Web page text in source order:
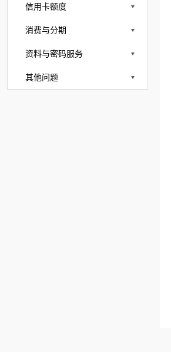
信用卡额度
消费与分期
资料与密码服务
其他问题